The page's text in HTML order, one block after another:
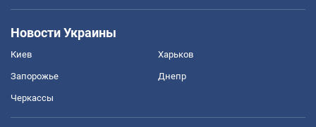
Новости Украины
Киев Харьков
Запорожье Днепр
Черкассы